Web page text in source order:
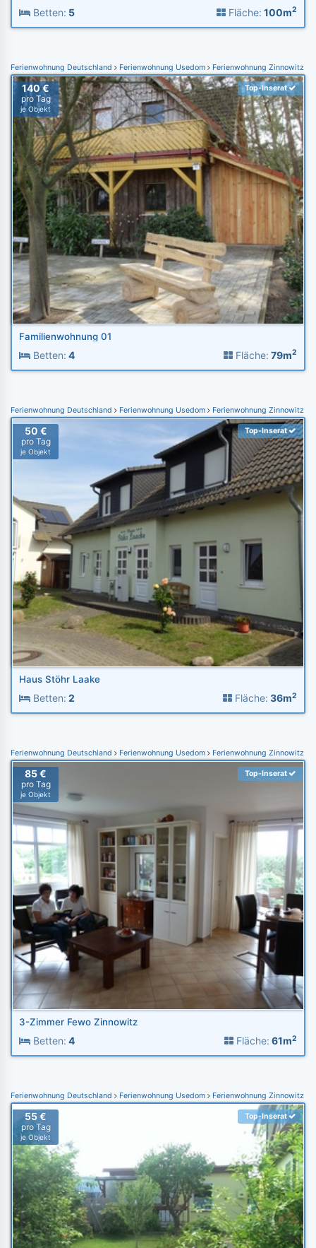
Betten: 5 Fläche: 100m2
Ferienwohnung Deutschland Ferienwohnung Usedom Ferienwohnung Zinnowitz
140 €
pro Tag
je Objekt
Top-Inserat
Familienwohnung 01
Betten: 4 Fläche: 79m2
Ferienwohnung Deutschland Ferienwohnung Usedom Ferienwohnung Zinnowitz
50 €
pro Tag
je Objekt
Top-Inserat
Haus Stöhr Laake
Betten: 2 Fläche: 36m2
Ferienwohnung Deutschland Ferienwohnung Usedom Ferienwohnung Zinnowitz
85 €
pro Tag
je Objekt
Top-Inserat
3-Zimmer Fewo Zinnowitz
Betten: 4 Fläche: 61m2
Ferienwohnung Deutschland Ferienwohnung Usedom Ferienwohnung Zinnowitz
55 €
pro Tag
je Objekt
Top-Inserat